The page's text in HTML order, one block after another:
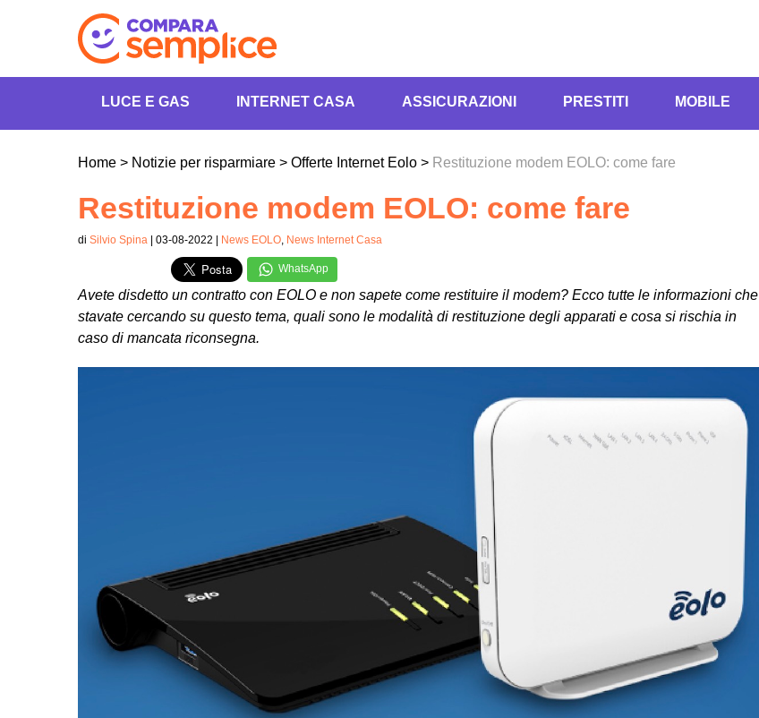
LUCE E GAS INTERNET CASA ASSICURAZIONI PRESTITI MOBILE
Home > Notizie per risparmiare > Offerte Internet Eolo > Restituzione modem EOLO: come fare
Restituzione modem EOLO: come fare
di Silvio Spina | 03-08-2022 | News EOLO, News Internet Casa
WhatsApp
Avete disdetto un contratto con EOLO e non sapete come restituire il modem? Ecco tutte le informazioni che
stavate cercando su questo tema, quali sono le modalità di restituzione degli apparati e cosa si rischia in
caso di mancata riconsegna.